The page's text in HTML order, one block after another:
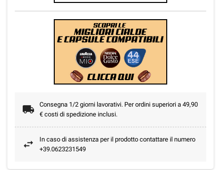
Consegna 1/2 giorni lavorativi. Per ordini superiori a 49,90
€ costi di spedizione inclusi.
In caso di assistenza per il prodotto contattare il numero
+39.0623231549